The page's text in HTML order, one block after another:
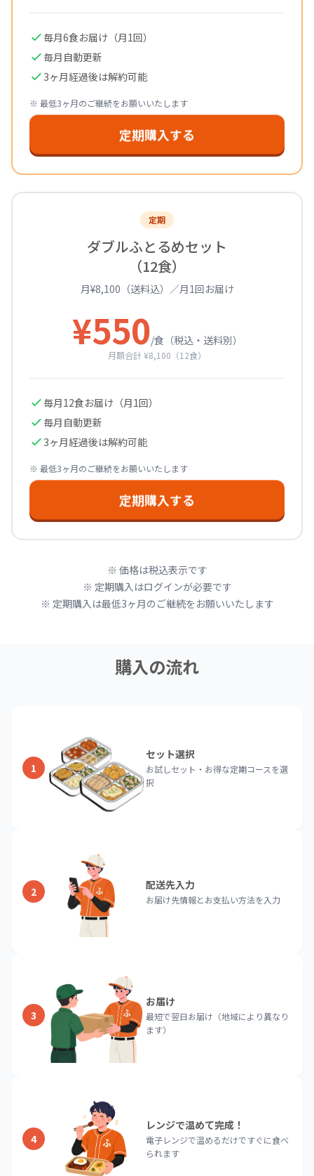
毎月6食お届け（月1回）
毎月自動更新
3ヶ月経過後は解約可能
※ 最低3ヶ月のご継続をお願いいたします
定期購入する
定期
ダブルふとるめセット
（12食）
月¥8,100（送料込）／月1回お届け
¥550/食（税込・送料別）
月額合計 ¥8,100（12食）
毎月12食お届け（月1回）
毎月自動更新
3ヶ月経過後は解約可能
※ 最低3ヶ月のご継続をお願いいたします
定期購入する
※ 価格は税込表示です
※ 定期購入はログインが必要です
※ 定期購入は最低3ヶ月のご継続をお願いいたします
購入の流れ
1
セット選択
お試しセット・お得な定期コースを選
択
2
配送先入力
お届け先情報とお支払い方法を入力
3
お届け
最短で翌日お届け（地域により異なり
ます）
4
レンジで温めて完成！
電子レンジで温めるだけですぐに食べ
られます